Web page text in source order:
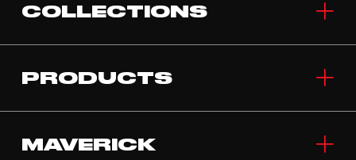
COLLECTIONS
PRODUCTS
MAVERICK